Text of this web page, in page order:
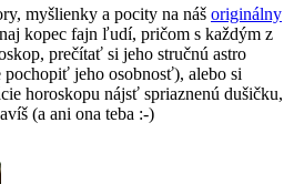
myšlienky a pocity na náš originálny
kopec fajn ľudí, pričom s každým z
prečítať si jeho stručnú astro
pochopiť jeho osobnosť), alebo si
horoskopu nájsť spriaznenú dušičku,
(a ani ona teba :-)